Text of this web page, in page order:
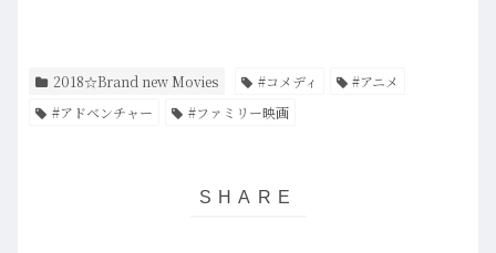
2018☆Brand new Movies #コメディ
#アニメ
#アドベンチャー
#ファミリー映画